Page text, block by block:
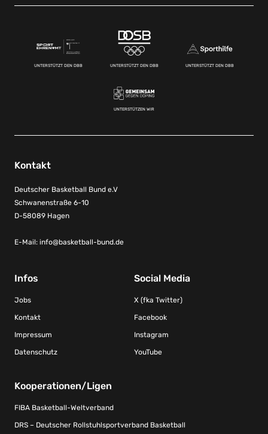
UNTERSTÜTZT DEN DBB UNTERSTÜTZT DEN DBB UNTERSTÜTZT DEN DBB
UNTERSTÜTZEN WIR
Kontakt
Deutscher Basketball Bund e.V
Schwanenstraße 6-10
D-58089 Hagen
E-Mail: info@basketball-bund.de
Infos
Jobs
Kontakt
Impressum
Datenschutz
Social Media
X (fka Twitter)
Facebook
Instagram
YouTube
Kooperationen/Ligen
FIBA Basketball-Weltverband
DRS – Deutscher Rollstuhlsportverband Basketball